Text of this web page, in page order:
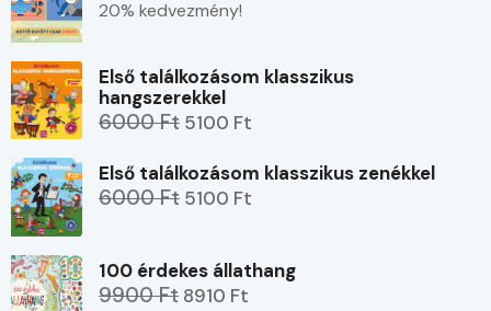
20% kedvezmény!
Első találkozásom klasszikus
hangszerekkel
6000 Ft 5100 Ft
Első találkozásom klasszikus zenékkel
6000 Ft 5100 Ft
100 érdekes állathang
9900 Ft 8910 Ft